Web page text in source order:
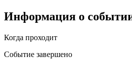
Информация о
Когда проходит
Событие завершено